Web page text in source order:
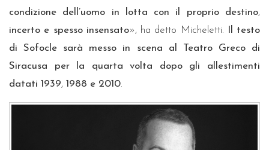
condizione dell’uomo in lotta con il proprio destino,
incerto e spesso insensato», ha detto Micheletti.
Il testo
di Sofocle sarà messo in scena al Teatro Greco di
Siracusa per la quarta volta dopo gli allestimenti
datati 1939, 1988 e 2010.